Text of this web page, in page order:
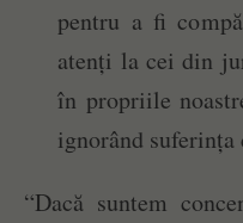
pentru a fi
atenți la cei din
în propriile
ignorând
“Dacă suntem